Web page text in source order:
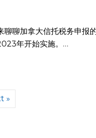
聊聊加拿大信托税务申报
年开始实施。…
»